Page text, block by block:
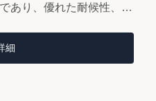
あり、優れた耐候性、紫
ド本来の高光沢を保持し
細